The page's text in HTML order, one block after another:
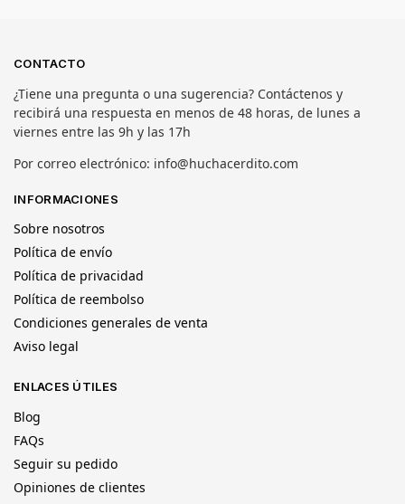
CONTACTO
¿Tiene una pregunta o una sugerencia? Contáctenos y
recibirá una respuesta en menos de 48 horas, de lunes a
viernes entre las 9h y las 17h
Por correo electrónico: info@huchacerdito.com
INFORMACIONES
Sobre nosotros
Política de envío
Política de privacidad
Política de reembolso
Condiciones generales de venta
Aviso legal
ENLACES ÚTILES
Blog
FAQs
Seguir su pedido
Opiniones de clientes